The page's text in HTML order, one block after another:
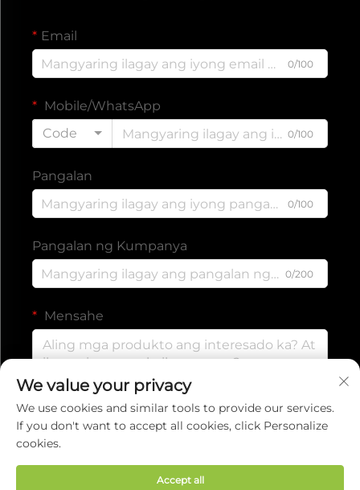
Email
0/100
Mobile/WhatsApp
Code
0/100
Pangalan
0/100
Pangalan ng Kumpanya
0/200
Mensahe
We value your privacy
We use cookies and similar tools to provide our services.
If you don't want to accept all cookies, click Personalize
cookies.
Accept all